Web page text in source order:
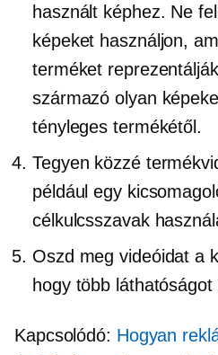
használt képhez. Ne
képeket használjon,
terméket
származó olyan
tényleges termékétől.
Tegyen közzé
például egy
célkulcsszavak
Oszd meg videóidat a
hogy több
Kapcsolódó: Hogyan